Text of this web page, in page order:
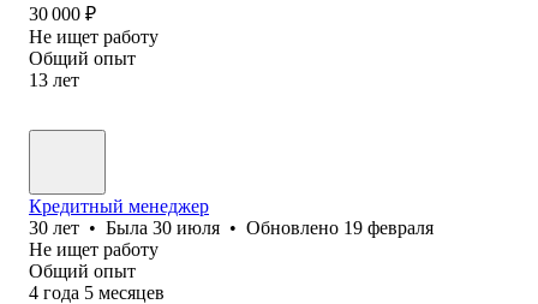
30 000 ₽
Не ищет работу
Общий опыт
13 лет
Кредитный менеджер
30 лет • Была 30 июля • Обновлено 19 февраля
Не ищет работу
Общий опыт
4 года 5 месяцев